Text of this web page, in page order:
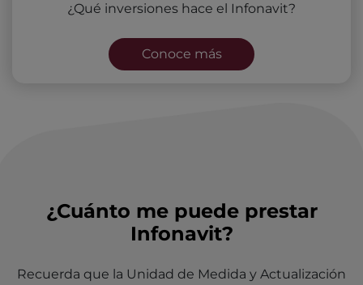
¿Qué inversiones hace el Infonavit?
Conoce más
¿Cuánto me puede prestar
Infonavit?
Recuerda que la Unidad de Medida y Actualización